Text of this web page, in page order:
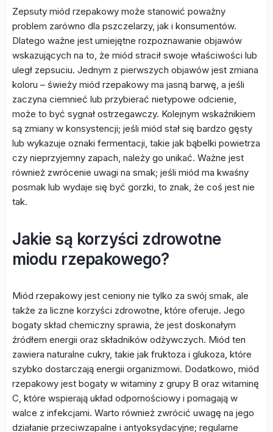
Zepsuty miód rzepakowy może stanowić poważny
problem zarówno dla pszczelarzy, jak i konsumentów.
Dlatego ważne jest umiejętne rozpoznawanie objawów
wskazujących na to, że miód stracił swoje właściwości lub
uległ zepsuciu. Jednym z pierwszych objawów jest zmiana
koloru – świeży miód rzepakowy ma jasną barwę, a jeśli
zaczyna ciemnieć lub przybierać nietypowe odcienie,
może to być sygnał ostrzegawczy. Kolejnym wskaźnikiem
są zmiany w konsystencji; jeśli miód stał się bardzo gęsty
lub wykazuje oznaki fermentacji, takie jak bąbelki powietrza
czy nieprzyjemny zapach, należy go unikać. Ważne jest
również zwrócenie uwagi na smak; jeśli miód ma kwaśny
posmak lub wydaje się być gorzki, to znak, że coś jest nie
tak.
Jakie są korzyści zdrowotne
miodu rzepakowego?
Miód rzepakowy jest ceniony nie tylko za swój smak, ale
także za liczne korzyści zdrowotne, które oferuje. Jego
bogaty skład chemiczny sprawia, że jest doskonałym
źródłem energii oraz składników odżywczych. Miód ten
zawiera naturalne cukry, takie jak fruktoza i glukoza, które
szybko dostarczają energii organizmowi. Dodatkowo, miód
rzepakowy jest bogaty w witaminy z grupy B oraz witaminę
C, które wspierają układ odpornościowy i pomagają w
walce z infekcjami. Warto również zwrócić uwagę na jego
działanie przeciwzapalne i antyoksydacyjne; regularne